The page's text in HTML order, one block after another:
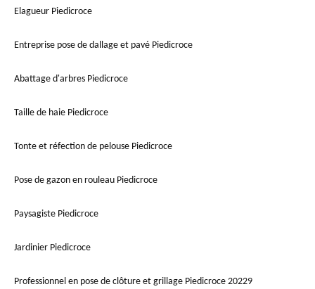
Elagueur Piedicroce
Entreprise pose de dallage et pavé Piedicroce
Abattage d'arbres Piedicroce
Taille de haie Piedicroce
Tonte et réfection de pelouse Piedicroce
Pose de gazon en rouleau Piedicroce
Paysagiste Piedicroce
Jardinier Piedicroce
Professionnel en pose de clôture et grillage Piedicroce 20229